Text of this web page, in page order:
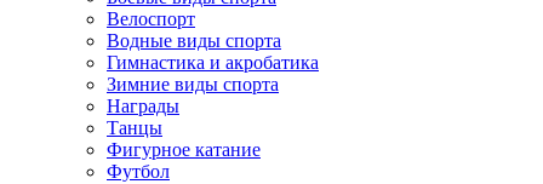
Велоспорт
Водные виды спорта
Гимнастика и акробатика
Зимние виды спорта
Награды
Танцы
Фигурное катание
Футбол